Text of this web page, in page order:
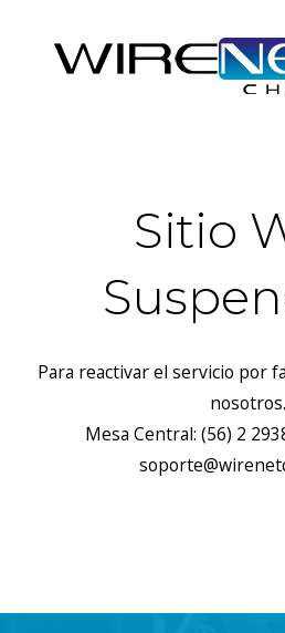
Sitio
Para reactivar el servicio por
nosotros.
Mesa Central: (56) 2